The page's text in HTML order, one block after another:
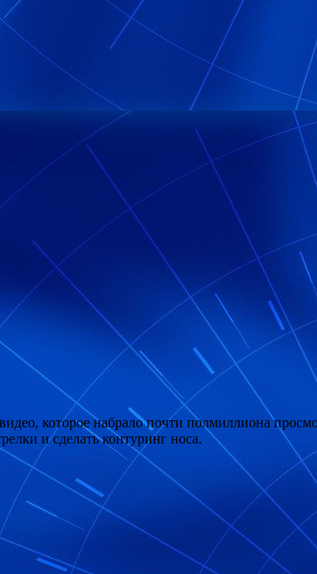
которое набрало почти полмиллиона
и сделать контуринг носа.